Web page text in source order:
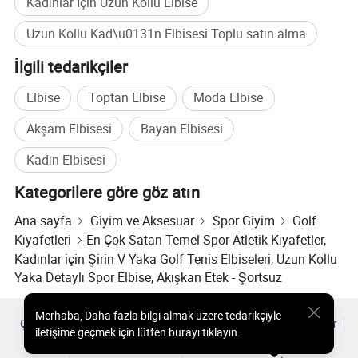
fiyatlı seçenekler.
• Global erişim: Tüm dünyada verimli gönderi ve müşteri
desteği.
Değerlerimiz
• Yenilik: Fitness modası trendlerinde bir adım önde olmak
için sürekli olarak gelişiyor.
• Müşteri Odaklı yaklaşım: Olağanüstü hizmet ile kalıcı
ilişkiler kurma.
• Sürdürülebilirlik: Her adımda çevresel sorumluluğun
Önceliklendirme.
• Çeşitlilik: Tüm vücut tipleri ve fitness seviyeleri için
kapsayıcı tasarımlar oluşturma.
Hedef Pazarlar
• Bayiler ve Distribütörler
Uzun Kollu Kad\u0131n Elbisesi Toplu satın alma
İlgili tedarikçiler
Elbise Toptan Elbise
Moda Elbise
Akşam Elbisesi
Bayan Elbisesi
Kadın Elbisesi
Kategorilere göre göz atın
Ana sayfa Giyim ve Aksesuar Spor Giyim
Golf
Kıyafetleri
En Çok Satan Temel Spor Atletik Kıyafetler,
Kadınlar için Şirin V Yaka Golf Tenis Elbiseleri, Uzun Kollu
Yaka Detaylı Spor Elbise, Akışkan Etek - Şortsuz
Merhaba, Daha fazla bilgi almak üzere tedarikçiyle
iletişime geçmek için lütfen burayı tıklayın.
Çok Satılan Ürünler Sıcak Ürünler Fiyatı
Toptan Sıcak Ürünler
Yıldız alıcı
PC Sitesi
Analizler